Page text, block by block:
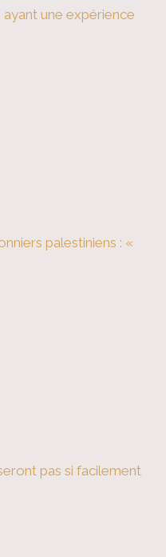
une expérience
palestiniens : «
pas si facilement